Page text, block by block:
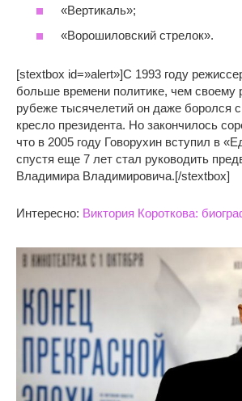
«Вертикаль»;
«Ворошиловский стрелок».
[stextbox id=»alert»]С 1993 году
больше времени политике, чем своему
рубеже тысячелетий он даже боролся
кресло президента. Но закончилось
что в 2005 году Говорухин вступил в
спустя еще 7 лет стал руководить
Владимира Владимировича.[/stextbox]
Интересно: Виктория Короткова: